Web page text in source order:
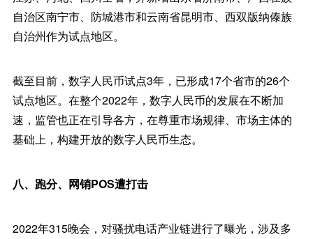
自治区南宁市、防城港市和云南省昆明市、西双版纳傣族
自治州作为试点地区。
截至目前，数字人民币试点3年，已形成17个省市的26个
试点地区。在整个2022年，数字人民币的发展在不断加
速，监管也正在引导各方，在尊重市场规律、市场主体的
基础上，构建开放的数字人民币生态。
八、跑分、网销POS遭打击
2022年315晚会，对骚扰电话产业链进行了曝光，涉及多